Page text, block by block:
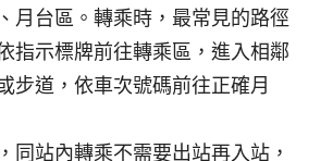
月台區。轉乘時，最常見的路徑
指示標牌前往轉乘區，進入相鄰
步道，依車次號碼前往正確月
同站內轉乘不需要出站再入站，